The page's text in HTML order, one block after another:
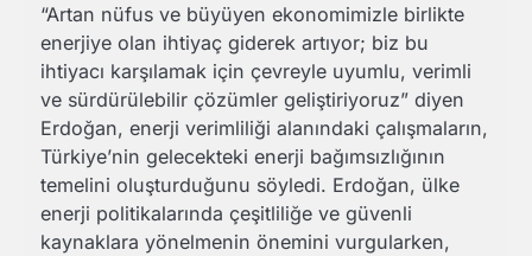
“Artan nüfus ve büyüyen ekonomimizle birlikte
enerjiye olan ihtiyaç giderek artıyor; biz bu
ihtiyacı karşılamak için çevreyle uyumlu, verimli
ve sürdürülebilir çözümler geliştiriyoruz” diyen
Erdoğan, enerji verimliliği alanındaki çalışmaların,
Türkiye’nin gelecekteki enerji bağımsızlığının
temelini oluşturduğunu söyledi. Erdoğan, ülke
enerji politikalarında çeşitliliğe ve güvenli
kaynaklara yönelmenin önemini vurgularken,